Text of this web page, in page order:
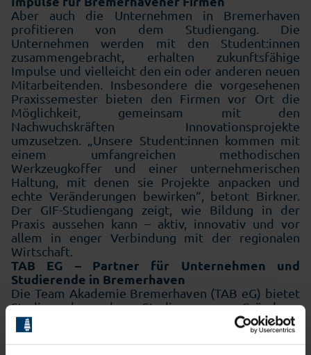
Aber auch die Unternehmen in Bremerhaven
profitieren von dem Studiengang. Die
Unternehmen werden mit den Student:innen
zusammengebracht, erhalten zukunftsfähige
Impulse und vielleicht den ein oder anderen neuen
Mitarbeitenden. Insbesondere die vorgesehenen
Praxissemester bieten den Firmen vor Ort die
Möglichkeit, gemeinsam mit den
Nachwuchskräften Innovationsprojekte
umzusetzen. „Unsere Student:innen kommen mit
einem umfangreichen methodischen
Werkzeugkoffer und einer unternehmerischen
Haltung, mit denen sie Projekte anpacken und
echte Veränderungen bewirken“, betont Birkner.
Der GIF-Studiengang zeigt, wie Bildung in der
Praxis aussehen kann – aktiv, innovativ und vor
allem in enger Verbindung mit der regionalen
Wirtschaft.
TAB EG – Partner für Unternehmen und
Studierende in Bremerhaven
Die Team Akademie Bremerhaven (TAB eG) bietet
Studierenden des Studiengangs „Gründung,
Innovation, Führung" (GIF) an der Hochschule
Bremerhaven eine Plattform zur Umsetzung
unternehmerischer Projekte. Durch das